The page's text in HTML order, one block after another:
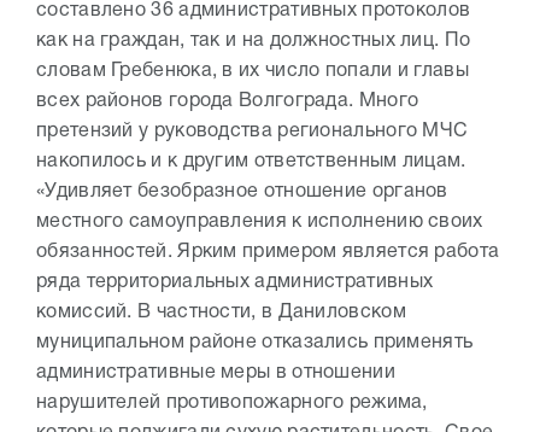
составлено 36 административных протоколов
как на граждан, так и на должностных лиц. По
словам Гребенюка, в их число попали и главы
всех районов города Волгограда. Много
претензий у руководства регионального МЧС
накопилось и к другим ответственным лицам.
«Удивляет безобразное отношение органов
местного самоуправления к исполнению своих
обязанностей. Ярким примером является работа
ряда территориальных административных
комиссий. В частности, в Даниловском
муниципальном районе отказались применять
административные меры в отношении
нарушителей противопожарного режима,